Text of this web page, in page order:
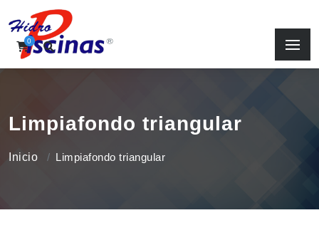
0
Limpiafondo triangular
Inicio Limpiafondo triangular